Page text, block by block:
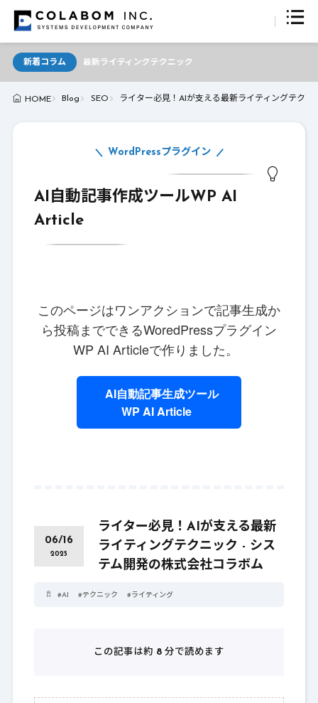
新着コラム
支える最新ライティングテクニック
HOME Blog SEO ライター必見！AIが支える最新ライティングテク
AI自動記事作成ツールWP AI
Article
WordPressプラグイン
このページはワンアクションで記事生成か
ら投稿までできるWoredPressプラグイン
WP AI Articleで作りました。
AI自動記事生成ツール
WP AI Article
06/16
2025
ライター必見！AIが支える最新
ライティングテクニック - シス
テム開発の株式会社コラボム
#AI #テクニック #ライティング
この記事は約 8 分で読めます